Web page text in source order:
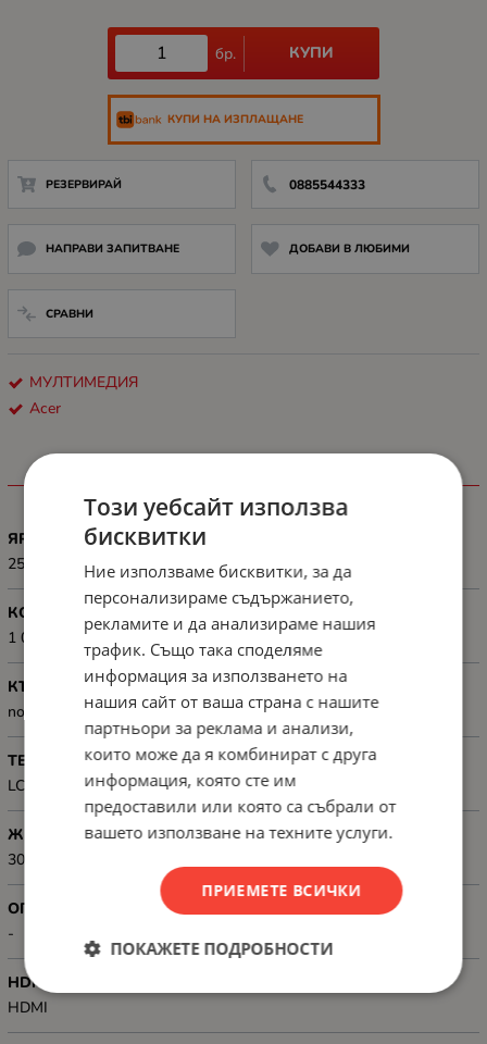
бр. КУПИ
КУПИ НА ИЗПЛАЩАНЕ
РЕЗЕРВИРАЙ 0885544333
НАПРАВИ ЗАПИТВАНЕ ДОБАВИ В ЛЮБИМИ
СРАВНИ
МУЛТИМЕДИЯ
Acer
ЯРКОСТ (ЛУМЕНИ)
250 ANSI Lumen (Standard). 6,500 LED Lumen
КОНТРАСТ
1 000:1
КЪСОФОКУСЕН
no (Throw Ratio 1.12 - 3.35)
ТЕХНОЛОГИЯ
LCD
ЖИВОТ НА ЛАМПАТА (ЧАСОВЕ)
30,000 (standard)
ОПЦИЯ ЗА БЕЗЖИЧНО ПРОЕКТИРАНЕ
-
HDMI
HDMI
Този уебсайт използва
бисквитки
Ние използваме бисквитки, за да
персонализираме съдържанието,
рекламите и да анализираме нашия
трафик. Също така споделяме
информация за използването на
нашия сайт от ваша страна с нашите
партньори за реклама и анализи,
които може да я комбинират с друга
информация, която сте им
предоставили или която са събрали от
вашето използване на техните услуги.
ПРИЕМЕТЕ ВСИЧКИ
ПОКАЖЕТЕ ПОДРОБНОСТИ